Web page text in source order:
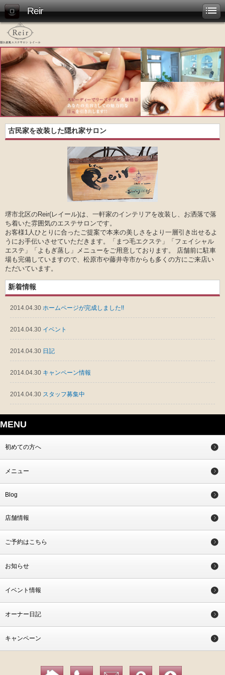
Reir
古民家を改装した隠れ家サロン
堺市北区のReir(レイール)は、一軒家のインテリアを改装し、お洒落で落
ち着いた雰囲気のエステサロンです。
お客様1人ひとりに合ったご提案で本来の美しさをより一層引き出せるよ
うにお手伝いさせていただきます。「まつ毛エクステ」「フェイシャル
エステ」「よもぎ蒸し」メニューをご用意しております。 店舗前に駐車
場も完備していますので、松原市や藤井寺市からも多くの方にご来店い
ただいています。
新着情報
2014.04.30 ホームページが完成しました!!
2014.04.30 イベント
2014.04.30 日記
2014.04.30 キャンペーン情報
2014.04.30 スタッフ募集中
MENU
初めての方へ
メニュー
Blog
店舗情報
ご予約はこちら
お知らせ
イベント情報
オーナー日記
キャンペーン